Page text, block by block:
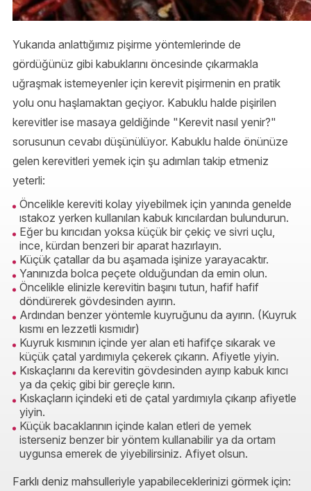
Yukarıda anlattığımız pişirme yöntemlerinde de
gördüğünüz gibi kabuklarını öncesinde çıkarmakla
uğraşmak istemeyenler için kerevit pişirmenin en pratik
yolu onu haşlamaktan geçiyor. Kabuklu halde pişirilen
kerevitler ise masaya geldiğinde "Kerevit nasıl yenir?"
sorusunun cevabı düşünülüyor. Kabuklu halde önünüze
gelen kerevitleri yemek için şu adımları takip etmeniz
yeterli:
Öncelikle kereviti kolay yiyebilmek için yanında genelde
ıstakoz yerken kullanılan kabuk kırıcılardan bulundurun.
Eğer bu kırıcıdan yoksa küçük bir çekiç ve sivri uçlu,
ince, kürdan benzeri bir aparat hazırlayın.
Küçük çatallar da bu aşamada işinize yarayacaktır.
Yanınızda bolca peçete olduğundan da emin olun.
Öncelikle elinizle kerevitin başını tutun, hafif hafif
döndürerek gövdesinden ayırın.
Ardından benzer yöntemle kuyruğunu da ayırın. (Kuyruk
kısmı en lezzetli kısmıdır)
Kuyruk kısmının içinde yer alan eti hafifçe sıkarak ve
küçük çatal yardımıyla çekerek çıkarın. Afiyetle yiyin.
Kıskaçlarını da kerevitin gövdesinden ayırıp kabuk kırıcı
ya da çekiç gibi bir gereçle kırın.
Kıskaçların içindeki eti de çatal yardımıyla çıkarıp afiyetle
yiyin.
Küçük bacaklarının içinde kalan etleri de yemek
isterseniz benzer bir yöntem kullanabilir ya da ortam
uygunsa emerek de yiyebilirsiniz. Afiyet olsun.
Farklı deniz mahsulleriyle yapabileceklerinizi görmek için: